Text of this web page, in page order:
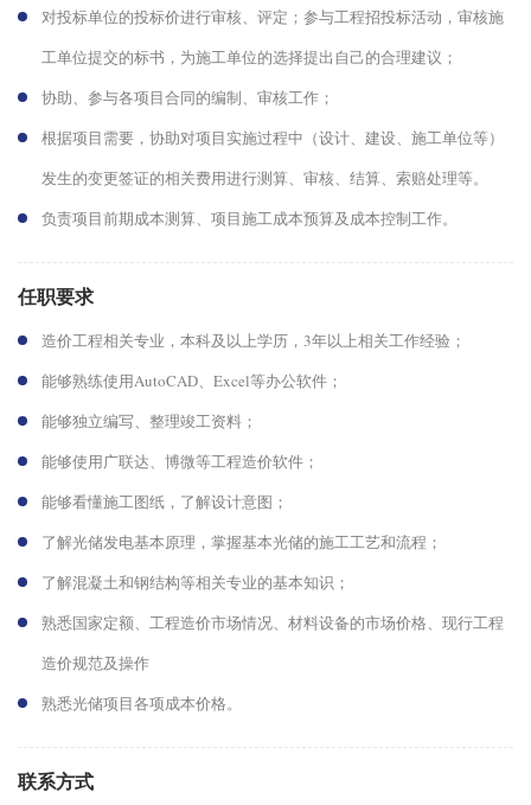
对投标单位的投标价进行审核、评定；参与工程招投标活动，审核施
工单位提交的标书，为施工单位的选择提出自己的合理建议；
协助、参与各项目合同的编制、审核工作；
根据项目需要，协助对项目实施过程中（设计、建设、施工单位等）
发生的变更签证的相关费用进行测算、审核、结算、索赔处理等。
负责项目前期成本测算、项目施工成本预算及成本控制工作。
任职要求
造价工程相关专业，本科及以上学历，3年以上相关工作经验；
能够熟练使用AutoCAD、Excel等办公软件；
能够独立编写、整理竣工资料；
能够使用广联达、博微等工程造价软件；
能够看懂施工图纸，了解设计意图；
了解光储发电基本原理，掌握基本光储的施工工艺和流程；
了解混凝土和钢结构等相关专业的基本知识；
熟悉国家定额、工程造价市场情况、材料设备的市场价格、现行工程
造价规范及操作
熟悉光储项目各项成本价格。
联系方式